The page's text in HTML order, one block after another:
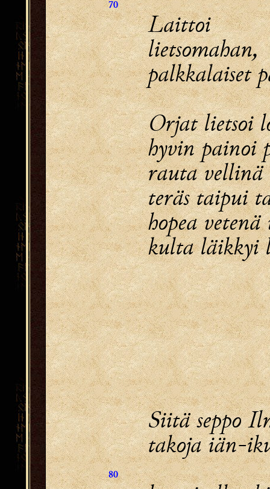
70
lietsomahan,
palkkalaiset
Orjat lietsoi
hyvin painoi
rauta vellinä
teräs taipui
hopea
kulta läikkyi
80
Siitä seppo
takoja iän-